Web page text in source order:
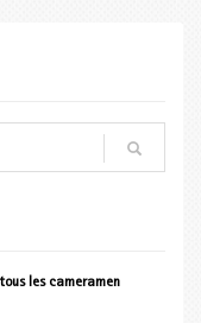
les cameramen